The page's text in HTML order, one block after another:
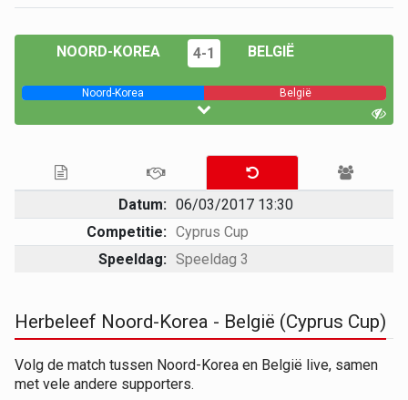
NOORD-KOREA 4-1 BELGIË
Noord-Korea België
Datum: 06/03/2017 13:30
Competitie: Cyprus Cup
Speeldag: Speeldag 3
Herbeleef Noord-Korea - België (Cyprus Cup)
Volg de match tussen Noord-Korea en België live, samen
met vele andere supporters.